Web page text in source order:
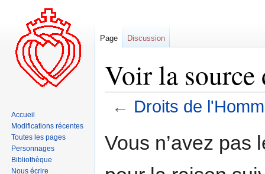
Voir la
← Droits de
à
navigation
à
recherche
Vous n’avez pas
Page Discussion
Accueil
Modifications récentes
Toutes les pages
Personnages
Bibliothèque
Nous écrire